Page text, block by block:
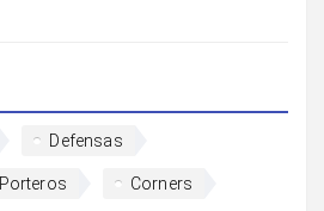
Defensas
Porteros Corners